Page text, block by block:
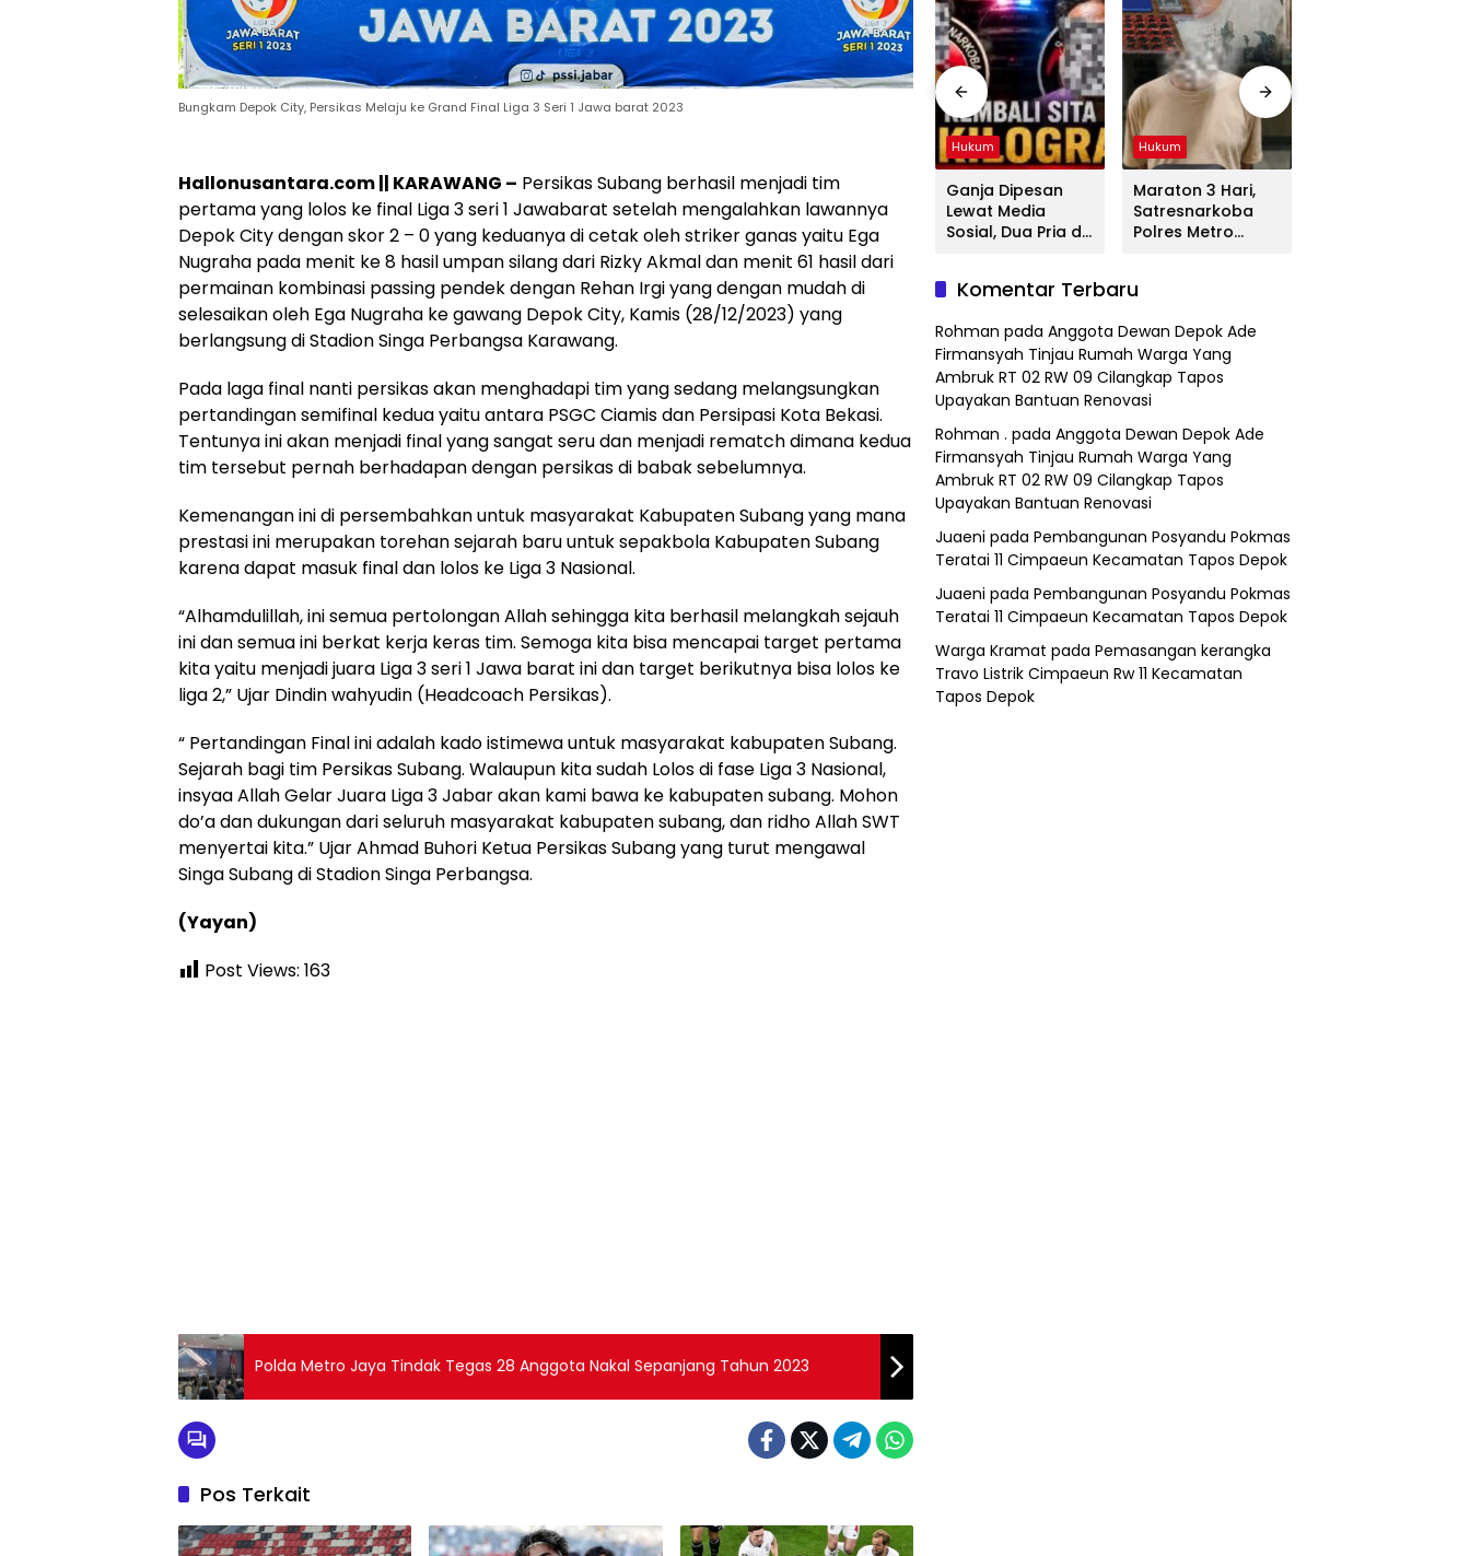
Bungkam Depok City, Persikas Melaju ke Grand Final Liga 3 Seri 1 Jawa barat 2023
Hallonusantara.com || KARAWANG – Persikas Subang berhasil menjadi tim
pertama yang lolos ke final Liga 3 seri 1 Jawabarat setelah mengalahkan lawannya
Depok City dengan skor 2 – 0 yang keduanya di cetak oleh striker ganas yaitu Ega
Nugraha pada menit ke 8 hasil umpan silang dari Rizky Akmal dan menit 61 hasil dari
permainan kombinasi passing pendek dengan Rehan Irgi yang dengan mudah di
selesaikan oleh Ega Nugraha ke gawang Depok City, Kamis (28/12/2023) yang
berlangsung di Stadion Singa Perbangsa Karawang.
Pada laga final nanti persikas akan menghadapi tim yang sedang melangsungkan
pertandingan semifinal kedua yaitu antara PSGC Ciamis dan Persipasi Kota Bekasi.
Tentunya ini akan menjadi final yang sangat seru dan menjadi rematch dimana kedua
tim tersebut pernah berhadapan dengan persikas di babak sebelumnya.
Kemenangan ini di persembahkan untuk masyarakat Kabupaten Subang yang mana
prestasi ini merupakan torehan sejarah baru untuk sepakbola Kabupaten Subang
karena dapat masuk final dan lolos ke Liga 3 Nasional.
“Alhamdulillah, ini semua pertolongan Allah sehingga kita berhasil melangkah sejauh
ini dan semua ini berkat kerja keras tim. Semoga kita bisa mencapai target pertama
kita yaitu menjadi juara Liga 3 seri 1 Jawa barat ini dan target berikutnya bisa lolos ke
liga 2,” Ujar Dindin wahyudin (Headcoach Persikas).
“ Pertandingan Final ini adalah kado istimewa untuk masyarakat kabupaten Subang.
Sejarah bagi tim Persikas Subang. Walaupun kita sudah Lolos di fase Liga 3 Nasional,
insyaa Allah Gelar Juara Liga 3 Jabar akan kami bawa ke kabupaten subang. Mohon
do’a dan dukungan dari seluruh masyarakat kabupaten subang, dan ridho Allah SWT
menyertai kita.” Ujar Ahmad Buhori Ketua Persikas Subang yang turut mengawal
Singa Subang di Stadion Singa Perbangsa.
(Yayan)
Post Views: 163
Polda Metro Jaya Tindak Tegas 28 Anggota Nakal Sepanjang Tahun 2023
Pos Terkait
Tega! Terkuak
Sosok Terduga
Pembunuh Lansia
di Deli Serdang
Ternyata Oknum
Polisi Tetangga
Korban
Viral…! Seorang
Kakek Diduga
Tunawisma
Dikeluhkan
Penumpang dan
Turun dari
TransJakarta
Karena Bau
Badan
Hasil Operasi
Kejahatan
Jalanan, Polsek
Serang Baru
Serahkan Motor
Hilang ke Pemilik
Detik-Detik
Menegangkan
Ibu-Ibu Hadang
Pencuri Motor di
Purwasari
Karawang, Pelaku
Lolos di Tengah
Hukum
Ganja Dipesan
Lewat Media
Sosial, Dua Pria di
Satresnarkoba
Bekasi
Hukum
Maraton 3 Hari,
Satresnarkoba
Polres Metro
Ganja, dan
Komentar Terbaru
Rohman pada Anggota Dewan Depok Ade
Firmansyah Tinjau Rumah Warga Yang
Ambruk RT 02 RW 09 Cilangkap Tapos
Upayakan Bantuan Renovasi
Rohman . pada Anggota Dewan Depok Ade
Firmansyah Tinjau Rumah Warga Yang
Ambruk RT 02 RW 09 Cilangkap Tapos
Upayakan Bantuan Renovasi
Juaeni pada Pembangunan Posyandu Pokmas
Teratai 11 Cimpaeun Kecamatan Tapos Depok
Juaeni pada Pembangunan Posyandu Pokmas
Teratai 11 Cimpaeun Kecamatan Tapos Depok
Warga Kramat pada Pemasangan kerangka
Travo Listrik Cimpaeun Rw 11 Kecamatan
Tapos Depok